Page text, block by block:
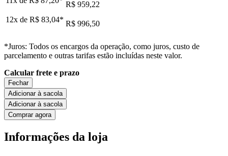
R$ 959,22
12x de R$ 83,04* R$ 996,50
*Juros: Todos os encargos da operação, como juros, custo de
parcelamento e outras tarifas estão incluídas neste valor.
Calcular frete e prazo
Fechar
Adicionar à sacola
Adicionar à sacola
Comprar agora
Informações da loja